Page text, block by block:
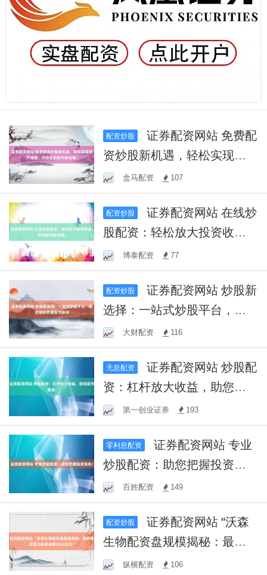
配资炒股
证券配资网站 免费配
资炒股新机遇，轻松实现资
产增值，开启您的股市新征
程！
盒马配资 107
配资炒股
证券配资网站 在线炒
股配资：轻松放大投资收
益，开启股市新征程！
博泰配资 77
配资炒股
证券配资网站 炒股新
选择：一站式炒股平台，助
您轻松把握股市脉动
大财配资 116
无息配资
证券配资网站 炒股配
资：杠杆放大收益，助您股
市掘金！
第一创业证券 193
零利息配资
证券配资网站 专业
炒股配资：助您把握投资良
机！百姓配资 149
配资炒股
证券配资网站 “沃森
生物配资盘规模揭秘：最新
数据显示融资余额达XX亿元”
纵横配资 106